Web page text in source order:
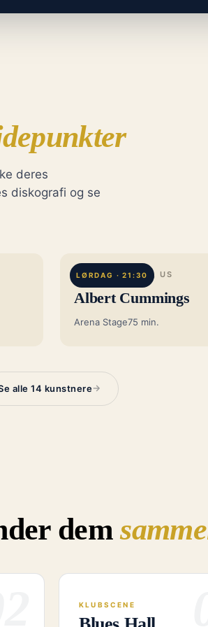
deres
diskografi og se
LØRDAG · 21:30
WILLIAMSTOWN, US
Albert Cummings
Arena Stage75 min.
alle 14 kunstnere→
dem
KLUBSCENE